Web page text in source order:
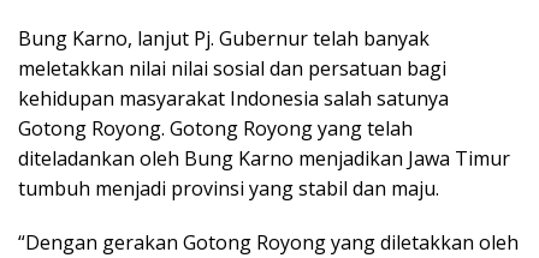
Bung Karno, lanjut Pj. Gubernur telah banyak
meletakkan nilai nilai sosial dan persatuan bagi
kehidupan masyarakat Indonesia salah satunya
Gotong Royong. Gotong Royong yang telah
diteladankan oleh Bung Karno menjadikan Jawa Timur
tumbuh menjadi provinsi yang stabil dan maju.
“Dengan gerakan Gotong Royong yang diletakkan oleh